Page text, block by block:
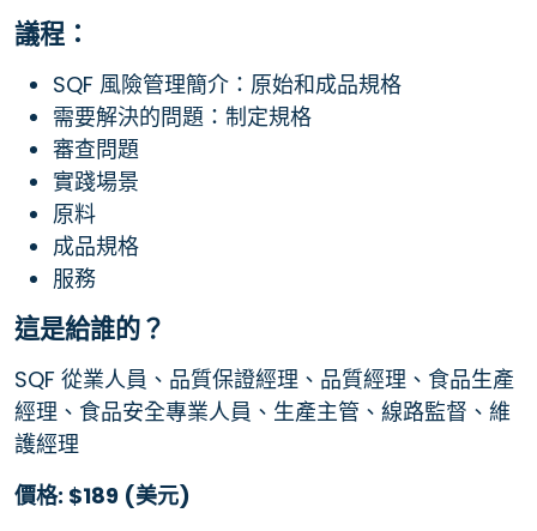
議程：
SQF 風險管理簡介：原始和成品規格
需要解決的問題：制定規格
審查問題
實踐場景
原料
成品規格
服務
這是給誰的？
SQF 從業人員、品質保證經理、品質經理、食品生產
經理、食品安全專業人員、生產主管、線路監督、維
護經理
價格: $189 (美元)